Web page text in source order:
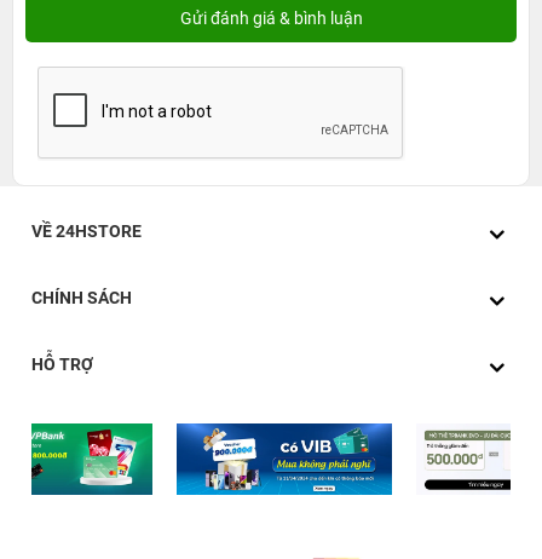
VỀ 24HSTORE
CHÍNH SÁCH
HỖ TRỢ